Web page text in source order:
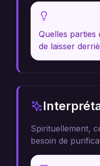
Quelles parties
de laisser
Spirituellement,
besoin de